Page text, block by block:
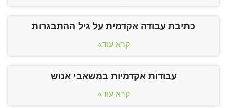
כתיבת עבודה אקדמית על גיל ההתבגרות
קרא עוד»
עבודות אקדמיות במשאבי אנוש
קרא עוד»